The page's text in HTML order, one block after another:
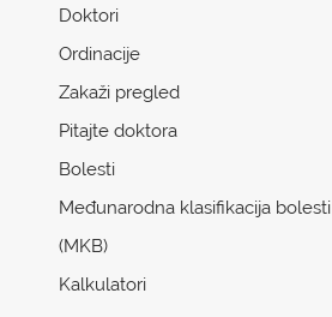
Doktori
Ordinacije
Zakaži pregled
Pitajte doktora
Bolesti
Međunarodna klasifikacija bolesti
(MKB)
Kalkulatori